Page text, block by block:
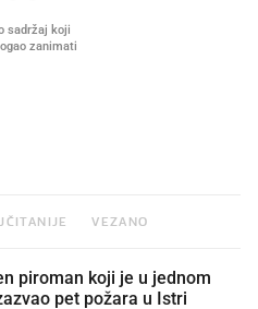
VEZANO
piroman koji je u jednom
pet požara u Istri